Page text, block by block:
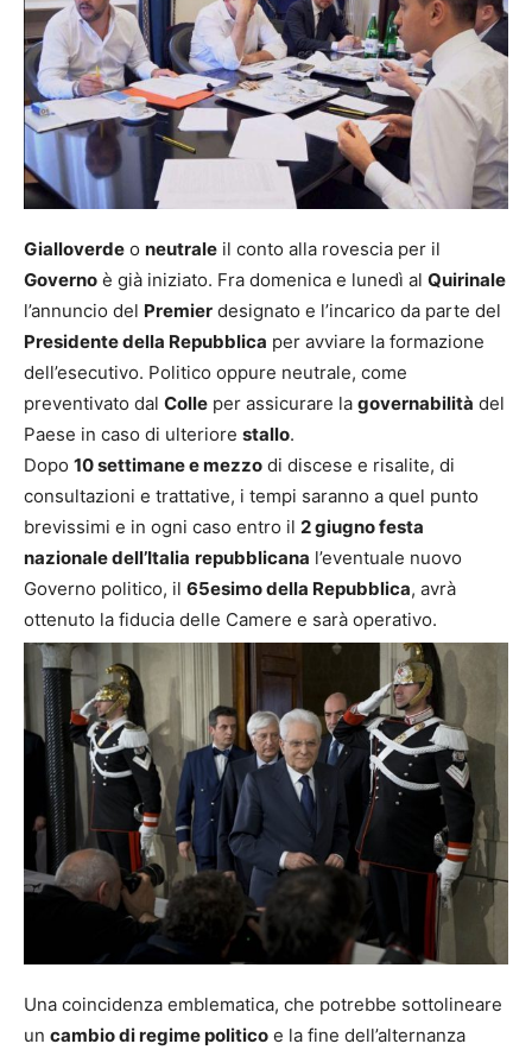
Gialloverde o neutrale il conto alla rovescia per il
Governo è già iniziato. Fra domenica e lunedì al Quirinale
l’annuncio del Premier designato e l’incarico da parte del
Presidente della Repubblica per avviare la formazione
dell’esecutivo. Politico oppure neutrale, come
preventivato dal Colle per assicurare la governabilità del
Paese in caso di ulteriore stallo.
Dopo 10 settimane e mezzo di discese e risalite, di
consultazioni e trattative, i tempi saranno a quel punto
brevissimi e in ogni caso entro il 2 giugno festa
nazionale dell’Italia repubblicana l’eventuale nuovo
Governo politico, il 65esimo della Repubblica, avrà
ottenuto la fiducia delle Camere e sarà operativo.
Una coincidenza emblematica, che potrebbe sottolineare
un cambio di regime politico e la fine dell’alternanza